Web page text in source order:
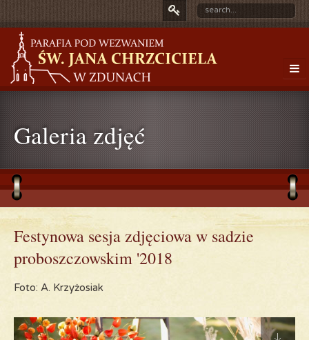
Galeria zdjęć
Festynowa sesja zdjęciowa w sadzie
proboszczowskim '2018
Foto: A. Krzyżosiak